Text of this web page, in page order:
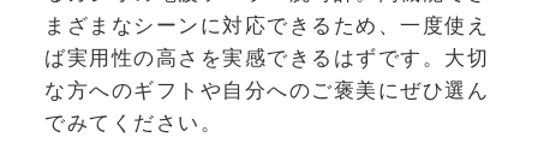
まざまなシーンに対応できるため、一度使え
ば実用性の高さを実感できるはずです。大切
な方へのギフトや自分へのご褒美にぜひ選ん
でみてください。